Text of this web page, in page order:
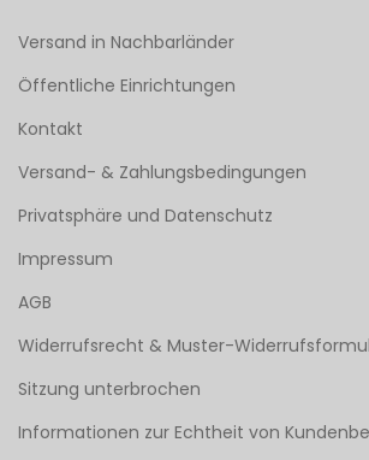
Versand in Nachbarländer
Öffentliche Einrichtungen
Kontakt
Versand- & Zahlungsbedingungen
Privatsphäre und Datenschutz
Impressum
AGB
Widerrufsrecht & Muster-
Sitzung unterbrochen
Informationen zur Echtheit von